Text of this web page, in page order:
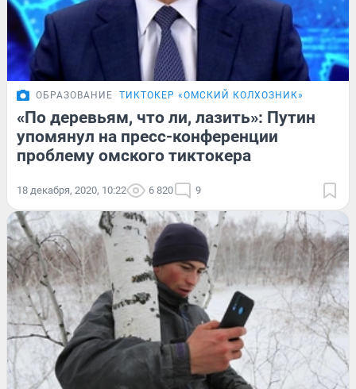
ОБРАЗОВАНИЕ ТИКТОКЕР «ОМСКИЙ КОЛХОЗНИК»
«По деревьям, что ли, лазить»: Путин
упомянул на пресс-конференции
проблему омского тиктокера
18 декабря, 2020, 10:22 6 820 9